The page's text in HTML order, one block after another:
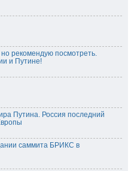
рекомендую посмотреть.
и Путине!
Путина. Россия последний
саммита БРИКС в